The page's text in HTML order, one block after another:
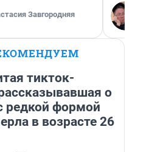
Завгородняя
тикток-
о
редкой формой
в возрасте 26